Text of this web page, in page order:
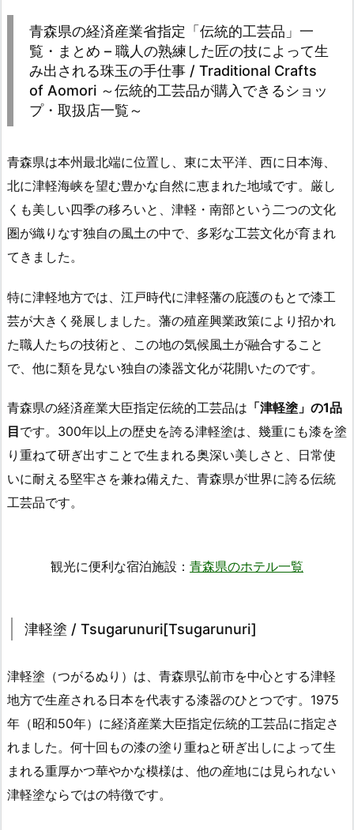
青森県の経済産業省指定「伝統的工芸品」一
覧・まとめ – 職人の熟練した匠の技によって生
み出される珠玉の手仕事 / Traditional Crafts
of Aomori ～伝統的工芸品が購入できるショッ
プ・取扱店一覧～
青森県は本州最北端に位置し、東に太平洋、西に日本海、
北に津軽海峡を望む豊かな自然に恵まれた地域です。厳し
くも美しい四季の移ろいと、津軽・南部という二つの文化
圏が織りなす独自の風土の中で、多彩な工芸文化が育まれ
てきました。
特に津軽地方では、江戸時代に津軽藩の庇護のもとで漆工
芸が大きく発展しました。藩の殖産興業政策により招かれ
た職人たちの技術と、この地の気候風土が融合すること
で、他に類を見ない独自の漆器文化が花開いたのです。
青森県の経済産業大臣指定伝統的工芸品は 「津軽塗」の1品
目です。300年以上の歴史を誇る津軽塗は、幾重にも漆を塗
り重ねて研ぎ出すことで生まれる奥深い美しさと、日常使
いに耐える堅牢さを兼ね備えた、青森県が世界に誇る伝統
工芸品です。
観光に便利な宿泊施設： 青森県のホテル一覧
津軽塗 / Tsugarunuri[Tsugarunuri]
津軽塗（つがるぬり）は、青森県弘前市を中心とする津軽
地方で生産される日本を代表する漆器のひとつです。1975
年（昭和50年）に経済産業大臣指定伝統的工芸品に指定さ
れました。何十回もの漆の塗り重ねと研ぎ出しによって生
まれる重厚かつ華やかな模様は、他の産地には見られない
津軽塗ならではの特徴です。